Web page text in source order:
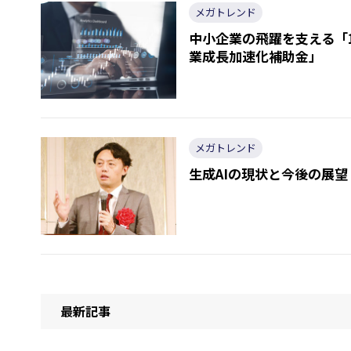
メガトレンド
中小企業の飛躍を支える
業成長加速化補助金」
メガトレンド
生成AIの現状と今後の展望
最新記事